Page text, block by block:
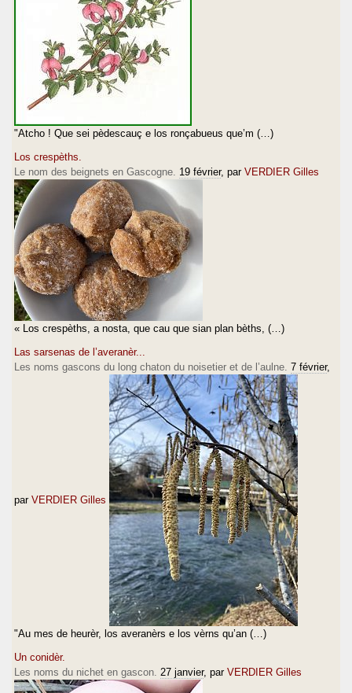
"Atcho ! Que sei pèdescauç e los ronçabueus que’m (…)
Los crespèths.
Le nom des beignets en Gascogne. 19 février, par VERDIER Gilles
« Los crespèths, a nosta, que cau que sian plan bèths, (…)
Las sarsenas de l’averanèr...
Les noms gascons du long chaton du noisetier et de l’aulne. 7 février,
par VERDIER Gilles
"Au mes de heurèr, los averanèrs e los vèrns qu’an (…)
Un conidèr.
Les noms du nichet en gascon. 27 janvier, par VERDIER Gilles